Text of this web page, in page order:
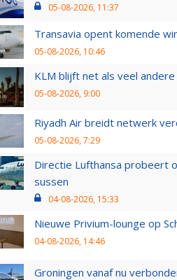
05-08-2026, 11:37
Transavia opent komende
05-08-2026, 10:46
KLM blijft net als veel
05-08-2026, 9:00
Riyadh Air breidt netwerk
05-08-2026, 7:29
Directie Lufthansa probeert
sussen
04-08-2026, 15:33
Nieuwe Privium-lounge op
04-08-2026, 14:46
Groningen vanaf nu